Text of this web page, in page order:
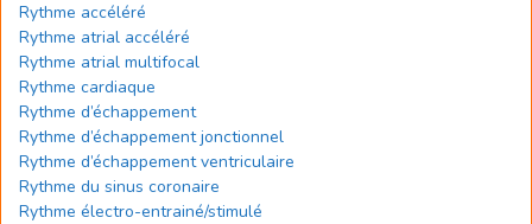
Rythme accéléré
Rythme atrial accéléré
Rythme atrial multifocal
Rythme cardiaque
Rythme d’échappement
Rythme d’échappement jonctionnel
Rythme d’échappement ventriculaire
Rythme du sinus coronaire
Rythme électro-entrainé/stimulé